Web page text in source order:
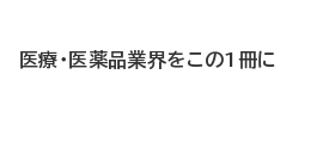
医療・医薬品業界をこの1冊に